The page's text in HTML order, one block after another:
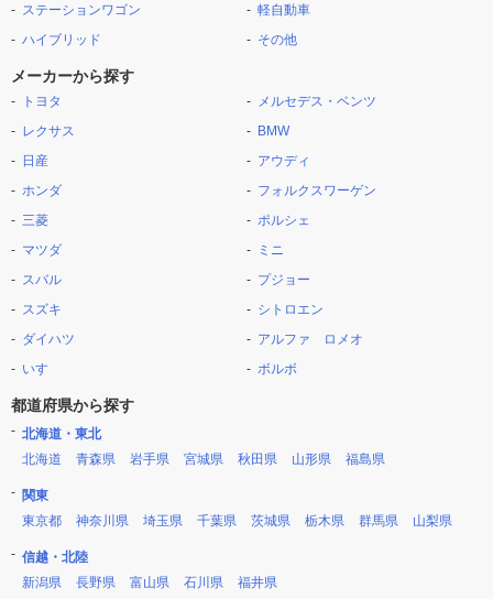
ステーションワゴン
ハイブリッド
軽自動車
その他
メーカーから探す
トヨタ
レクサス
日産
ホンダ
三菱
マツダ
スバル
スズキ
ダイハツ
いすゞ
メルセデス・ベンツ
BMW
アウディ
フォルクスワーゲン
ポルシェ
ミニ
プジョー
シトロエン
アルファ ロメオ
ボルボ
都道府県から探す
北海道・東北
北海道
青森県 岩手県 宮城県 秋田県 山形県 福島県
関東
東京都
神奈川県 埼玉県 千葉県 茨城県 栃木県 群馬県 山梨県
信越・北陸
新潟県
長野県 富山県 石川県 福井県